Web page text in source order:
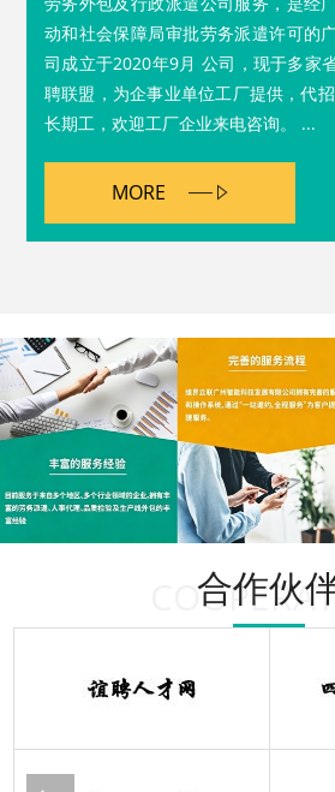
动和社会保障局审批劳务派遣许可的
司成立于2020年9月 公司，现于多家
聘联盟，为企事业单位工厂提供，代
长期工，欢迎工厂企业来电咨询。 ...
MORE
合作伙